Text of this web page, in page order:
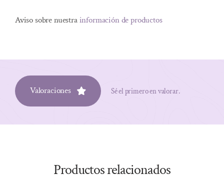
Aviso sobre nuestrainformación de productos
Valoraciones Sé el primero en valorar.
Productos relacionados